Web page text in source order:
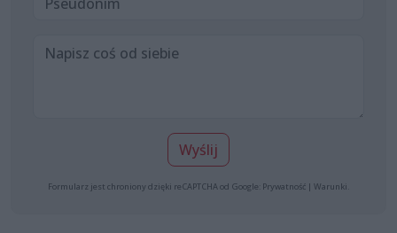
Wyślij
Formularz jest chroniony dzięki reCAPTCHA od Google: Prywatność | Warunki